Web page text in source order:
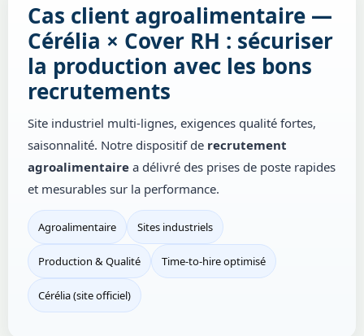
Cas client agroalimentaire —
Cérélia × Cover RH : sécuriser
la production avec les bons
recrutements
Site industriel multi-lignes, exigences qualité fortes,
saisonnalité. Notre dispositif de recrutement
agroalimentaire a délivré des prises de poste rapides
et mesurables sur la performance.
Agroalimentaire Sites industriels
Production & Qualité Time-to-hire optimisé
Cérélia (site officiel)